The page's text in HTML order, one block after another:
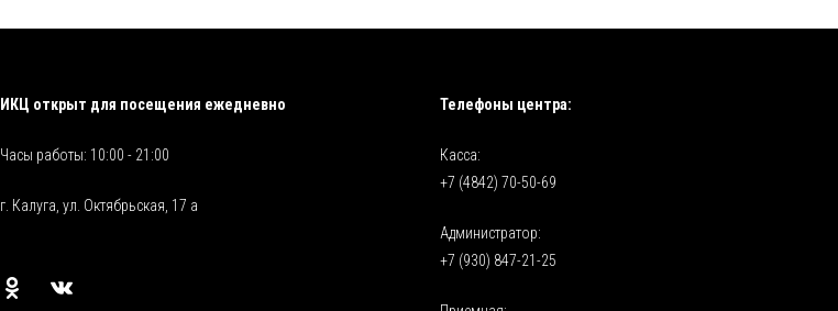
ИКЦ открыт для посещения ежедневно
Часы работы: 10:00 - 21:00
г. Калуга, ул. Октябрьская, 17 а
Телефоны центра:
Касса:
+7 (4842) 70-50-69
Администратор:
+7 (930) 847-21-25